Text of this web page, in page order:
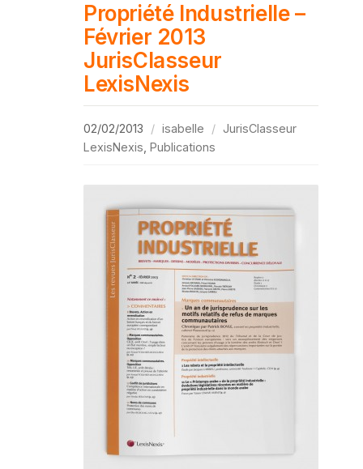
Propriété Industrielle –
Février 2013
JurisClasseur
LexisNexis
02/02/2013 isabelle
JurisClasseur
LexisNexis Publications